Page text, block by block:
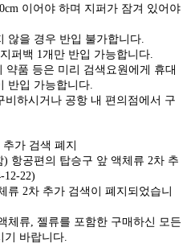
이어야 하며 지퍼가 잠겨 있어야
않을 경우 반입 불가합니다.
퍼백 1개만 반입 가능합니다.
약품 등은 미리 검색요원에게 휴대
반입 가능합니다.
하시거나 공항 내 편의점에서 구
가 검색 폐지
) 항공편의 탑승구 앞 액체류 2차 추
12-22)
류 2차 추가 검색이 폐지되었습니
체류, 젤류를 포함한 구매하신 모든
바랍니다.